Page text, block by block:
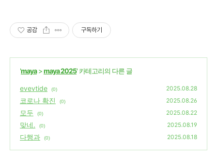
공감 구독하기
'maya>maya 2025' 카테고리의 다른 글
evevtide (0) 2025.08.28
코로나 확진 (0) 2025.08.26
모두 (0) 2025.08.22
맞네. (0) 2025.08.19
다행과 (0) 2025.08.18